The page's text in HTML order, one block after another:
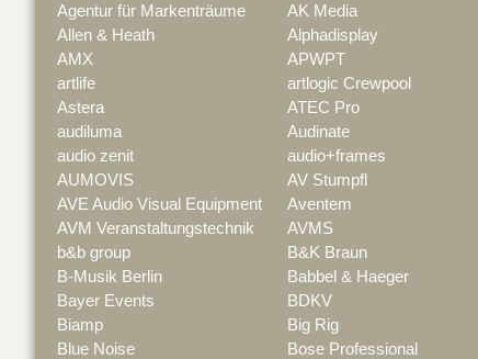
Agentur für Markenträume
AK Media
Allen & Heath
Alphadisplay
AMX
APWPT
artlife
artlogic Crewpool
Astera
ATEC Pro
audiluma
Audinate
audio zenit
audio+frames
AUMOVIS
AV Stumpfl
AVE Audio Visual Equipment
Aventem
AVM Veranstaltungstechnik
AVMS
b&b group
B&K Braun
B-Musik Berlin
Babbel & Haeger
Bayer Events
BDKV
Biamp
Big Rig
Blue Noise
Bose Professional